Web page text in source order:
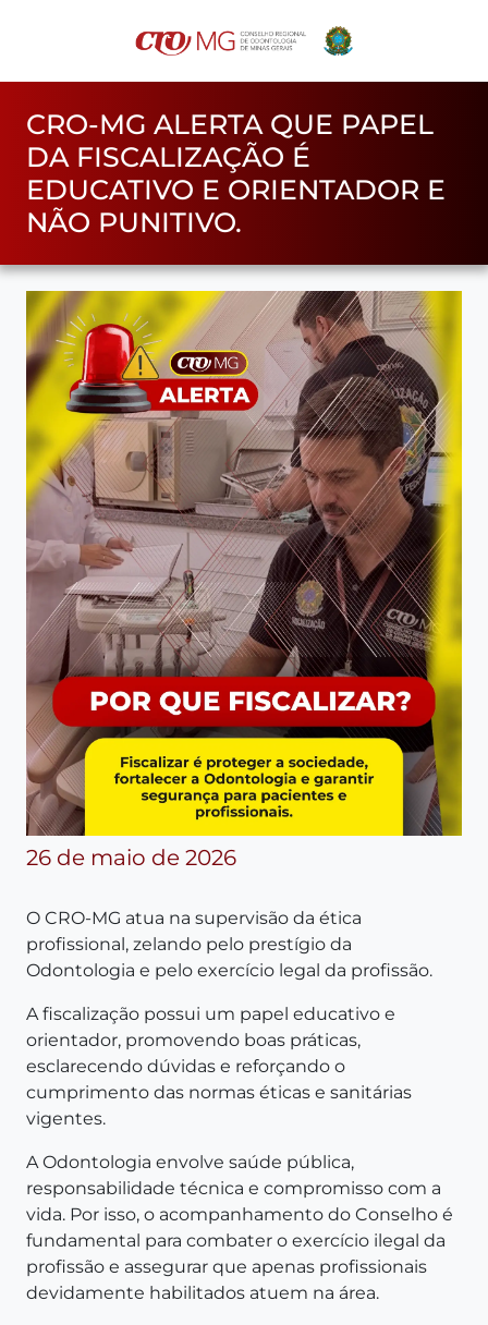
CRO-MG ALERTA QUE PAPEL
DA FISCALIZAÇÃO É
EDUCATIVO E ORIENTADOR E
NÃO PUNITIVO.
26 de maio de 2026
O CRO-MG atua na supervisão da ética
profissional, zelando pelo prestígio da
Odontologia e pelo exercício legal da profissão.
A fiscalização possui um papel educativo e
orientador, promovendo boas práticas,
esclarecendo dúvidas e reforçando o
cumprimento das normas éticas e sanitárias
vigentes.
A Odontologia envolve saúde pública,
responsabilidade técnica e compromisso com a
vida. Por isso, o acompanhamento do Conselho é
fundamental para combater o exercício ilegal da
profissão e assegurar que apenas profissionais
devidamente habilitados atuem na área.